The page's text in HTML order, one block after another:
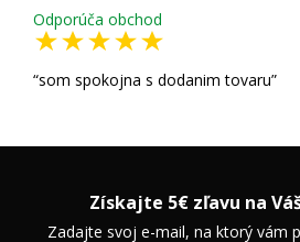
Odporúča obchod
som spokojna s dodanim tovaru
Získajte 5€ zľavu na
Zadajte svoj e-mail, na ktorý vám